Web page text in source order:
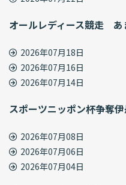
オールレディース競走 あ
2026年07月18日
2026年07月16日
2026年07月14日
スポーツニッポン杯争奪
2026年07月08日
2026年07月06日
2026年07月04日